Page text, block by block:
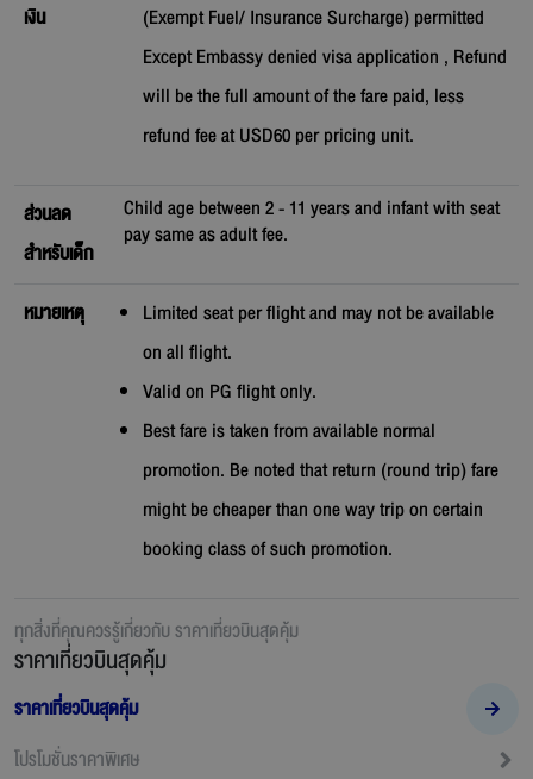
เงิน
(Exempt Fuel/ Insurance Surcharge) permitted
Except Embassy denied visa application , Refund
will be the full amount of the fare paid, less
refund fee at USD60 per pricing unit.
ส่วนลด
สำหรับเด็ก
Child age between 2 - 11 years and infant with seat
pay same as adult fee.
หมายเหตุ
Limited seat per flight and may not be available
on all flight.
Valid on PG flight only.
Best fare is taken from available normal
promotion. Be noted that return (round trip) fare
might be cheaper than one way trip on certain
booking class of such promotion.
ทุกสิ่งที่คุณควรรู้เกี่ยวกับราคาเที่ยวบินสุดคุ้ม
ราคาเที่ยวบินสุดคุ้ม
ราคาเที่ยวบินสุดคุ้ม
โปรโมชั่นราคาพิเศษ